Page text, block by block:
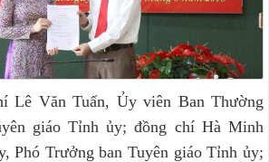
Lê Văn Tuấn, Ủy viên Ban Thường
giáo Tỉnh ủy; đồng chí Hà Minh
Phó Trưởng ban Tuyên giáo Tỉnh ủy;